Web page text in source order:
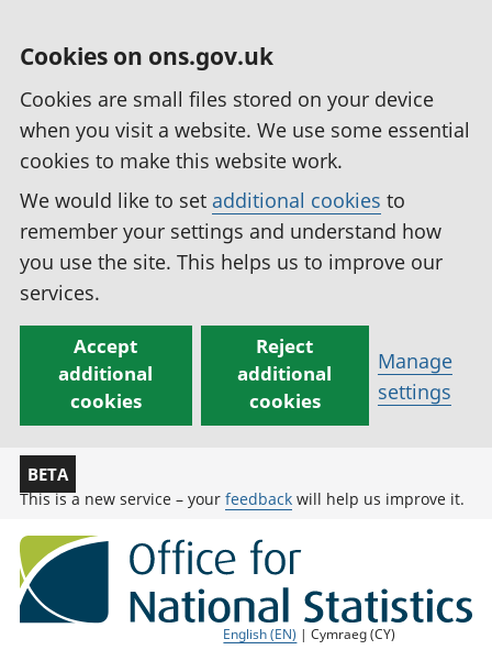
Cookies on ons.gov.uk
Cookies are small files stored on your device
when you visit a website. We use some essential
cookies to make this website work.
We would like to set additional cookies to
remember your settings and understand how
you use the site. This helps us to improve our
services.
Accept
additional
cookies
Reject
additional
cookies
Manage
settings
BETA
This is a new service – your feedback will help us improve it.
English (EN) | Cymraeg (CY)